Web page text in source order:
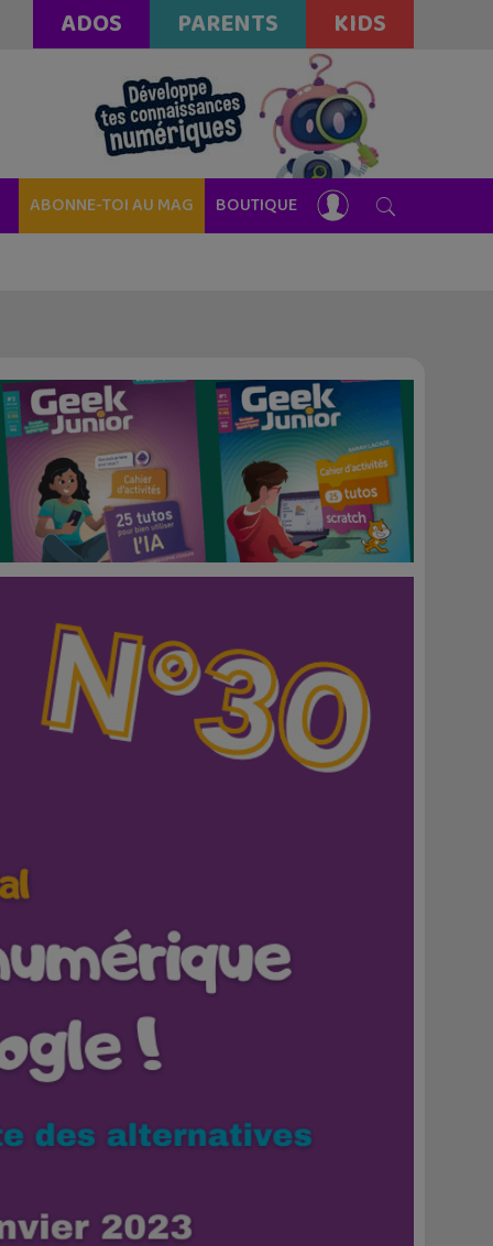
ADOS PARENTS KIDS
ABONNE-TOI AU MAG BOUTIQUE